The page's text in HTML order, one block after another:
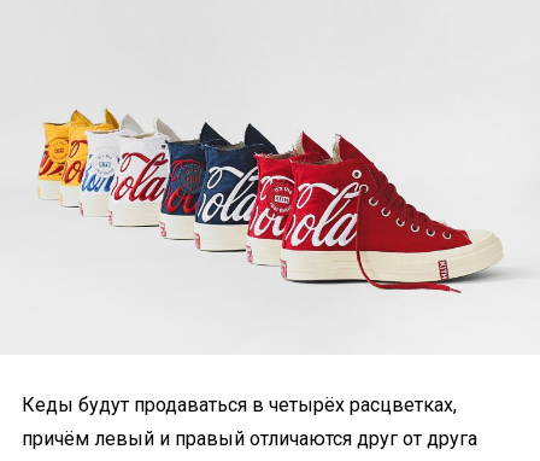
Кеды будут продаваться в четырёх расцветках,
причём левый и правый отличаются друг от друга